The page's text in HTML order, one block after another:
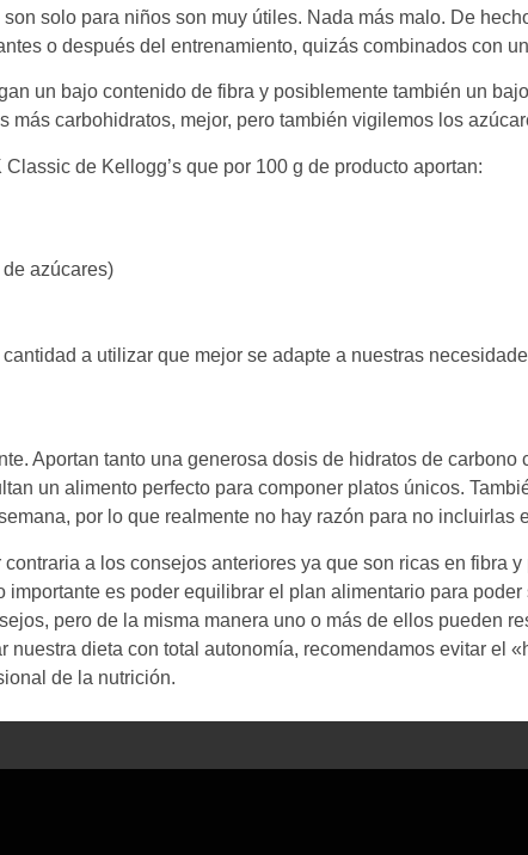
solo para niños son muy útiles. Nada más malo. De
o después del entrenamiento, quizás combinados con
un bajo contenido de fibra y posiblemente también un
más carbohidratos, mejor, pero también vigilemos los
de Kellogg’s que por 100 g de producto aportan:
azúcares)
a utilizar que mejor se adapte a nuestras
Aportan tanto una generosa dosis de hidratos de
un alimento perfecto para componer platos únicos.
por lo que realmente no hay razón para no incluirlas
a los consejos anteriores ya que son ricas en fibra
es poder equilibrar el plan alimentario para
pero de la misma manera uno o más de ellos pueden
dieta con total autonomía, recomendamos evitar el
de la nutrición.